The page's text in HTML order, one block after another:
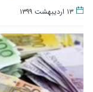
۱۳ اردیبهشت ۱۳۹۹